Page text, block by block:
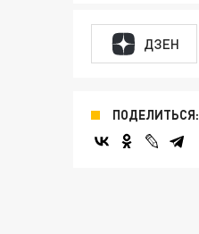
ДЗЕН
ПОДЕЛИТЬСЯ: